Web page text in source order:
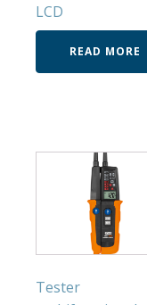
LCD
READ MORE
Tester